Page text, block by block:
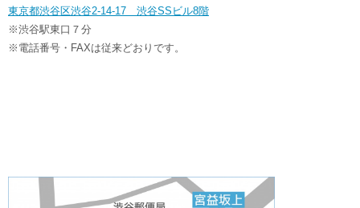
東京都渋谷区渋谷2-14-17 渋谷SSビル8階
※渋谷駅東口７分
※電話番号・FAXは従来どおりです。